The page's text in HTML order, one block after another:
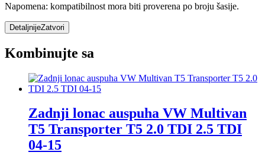
Napomena: kompatibilnost mora biti proverena po broju šasije.
DetaljnijeZatvori
Kombinujte sa
Zadnji lonac auspuha VW Multivan
T5 Transporter T5 2.0 TDI 2.5 TDI
04-15